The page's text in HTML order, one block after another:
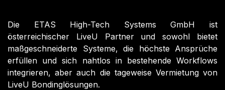
Die ETAS High-Tech Systems GmbH ist
österreichischer LiveU Partner und sowohl bietet
maßgeschneiderte Systeme, die höchste Ansprüche
erfüllen und sich nahtlos in bestehende Workflows
integrieren, aber auch die tageweise Vermietung von
LiveU Bondinglösungen.